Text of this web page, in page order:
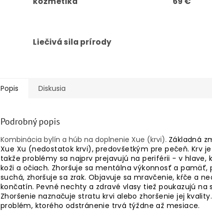
Liečivá sila prírody
Popis Diskusia
Podrobný popis
Kombinácia bylín a húb na doplnenie Xue (krvi). Základná
Xue Xu (nedostatok krvi), predovšetkým pre pečeň. Krv
takže problémy sa najprv prejavujú na periférii - v hlave,
koži a očiach. Zhoršuje sa mentálna výkonnosť a pamäť,
suchá, zhoršuje sa zrak. Objavuje sa mravčenie, kŕče a
končatín. Pevné nechty a zdravé vlasy tiež poukazujú na
Zhoršenie naznačuje stratu krvi alebo zhoršenie jej
problém, ktorého odstránenie trvá týždne až mesiace.